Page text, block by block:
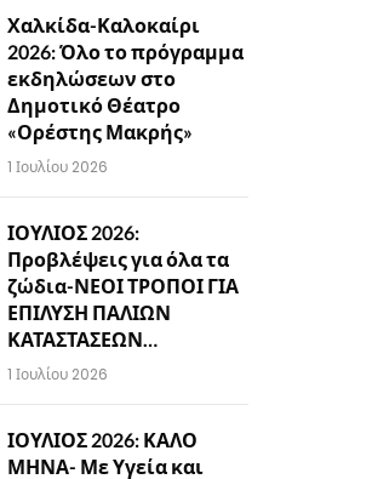
Χαλκίδα-Καλοκαίρι
2026: Όλο το πρόγραμμα
εκδηλώσεων στο
Δημοτικό Θέατρο
«Ορέστης Μακρής»
1 Ιουλίου 2026
ΙΟΥΛΙΟΣ 2026:
Προβλέψεις για όλα τα
ζώδια-ΝΕΟΙ ΤΡΟΠΟΙ ΓΙΑ
ΕΠΙΛΥΣΗ ΠΑΛΙΩΝ
ΚΑΤΑΣΤΑΣΕΩΝ…
1 Ιουλίου 2026
ΙΟΥΛΙΟΣ 2026: ΚΑΛΟ
ΜΗΝΑ- Με Υγεία και